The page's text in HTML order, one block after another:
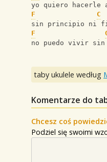
yo quiero hacerle
F
C
sin principio ni
F
no puedo vivir
taby ukulele według
Komentarze do
Chcesz coś
Podziel się swoimi